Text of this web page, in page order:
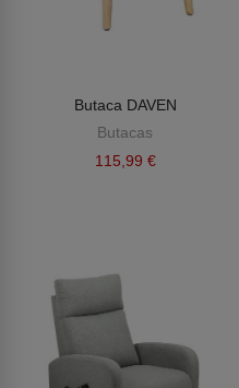
Butaca DAVEN
Butacas
115,99 €